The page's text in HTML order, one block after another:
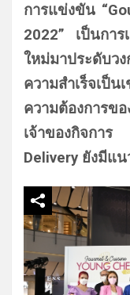
การแข่งขัน
2022” เป็นการ
ใหม่มาประดับว
ความสำเร็จเป็น
ความต้องการข
เจ้าของกิจกา
Delivery ยังมีแ